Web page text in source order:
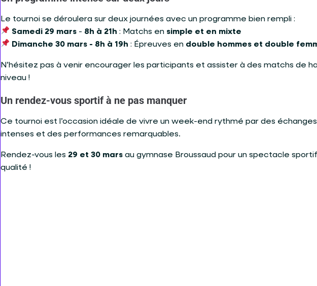
Le tournoi se déroulera sur deux journées avec un programme bien rempli :
Samedi 29 mars - 8h à 21h : Matchs en simple et en mixte
Dimanche 30 mars - 8h à 19h : Épreuves en double hommes et double
N’hésitez pas à venir encourager les participants et assister à des matchs de
niveau !
Un rendez-vous sportif à ne pas manquer
Ce tournoi est l’occasion idéale de vivre un week-end rythmé par des échanges
intenses et des performances remarquables.
Rendez-vous les 29 et 30 mars au gymnase Broussaud pour un spectacle
qualité !